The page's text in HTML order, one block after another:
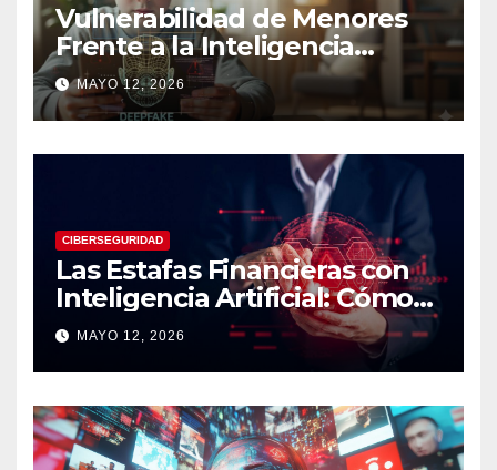
Vulnerabilidad de Menores
Frente a la Inteligencia
Artificial: Riesgos Digitales,
Manipulación y Protección
Tecnológica
MAYO 12, 2026
CIBERSEGURIDAD
Las Estafas Financieras con
Inteligencia Artificial: Cómo
Operan, Cómo Detectarlas y
Cómo Protegerse
MAYO 12, 2026